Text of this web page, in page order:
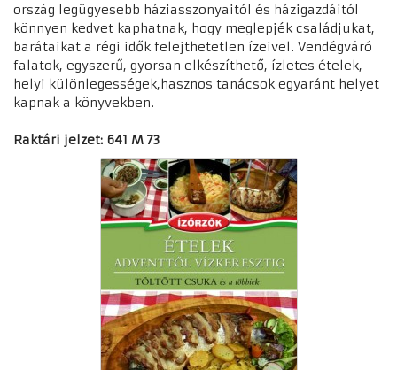
ország legügyesebb háziasszonyaitól és házigazdáitól
könnyen kedvet kaphatnak, hogy meglepjék családjukat,
barátaikat a régi idők felejthetetlen ízeivel. Vendégváró
falatok, egyszerű, gyorsan elkészíthető, ízletes ételek,
helyi különlegességek,hasznos tanácsok egyaránt helyet
kapnak a könyvekben.
Raktári jelzet: 641 M 73